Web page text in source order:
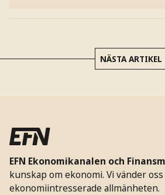
NÄSTA ARTIKEL
EFN Ekonomikanalen och
kunskap om ekonomi. Vi vänder
ekonomiintresserade allmänheten.